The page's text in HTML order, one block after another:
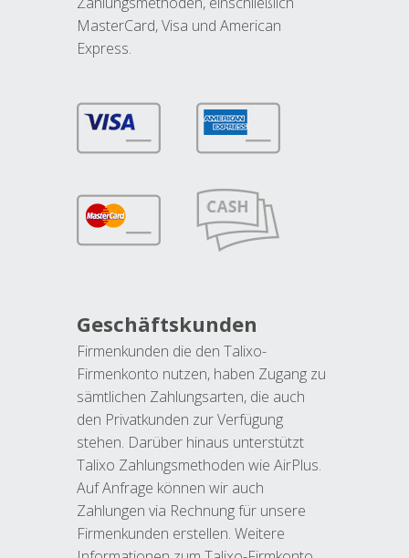
MasterCard, Visa und American
Express.
Geschäftskunden
Firmenkunden die den Talixo-
Firmenkonto nutzen, haben Zugang zu
sämtlichen Zahlungsarten, die auch
den Privatkunden zur Verfügung
stehen. Darüber hinaus unterstützt
Talixo Zahlungsmethoden wie AirPlus.
Auf Anfrage können wir auch
Zahlungen via Rechnung für unsere
Firmenkunden erstellen. Weitere